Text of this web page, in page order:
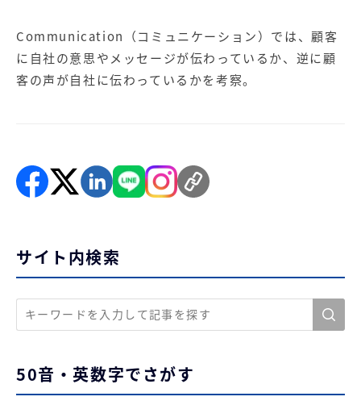
商圏ねらいうちパッケージ 求人パッケージ
Communication（コミュニケーション）では、顧客
に自社の意思やメッセージが伝わっているか、逆に顧
客の声が自社に伝わっているかを考察。
サイト内検索
50音・英数字でさがす